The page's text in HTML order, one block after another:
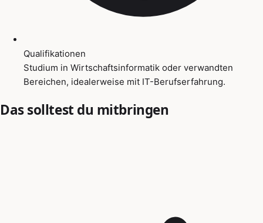
Qualifikationen
Studium in Wirtschaftsinformatik oder verwandten
Bereichen, idealerweise mit IT-Berufserfahrung.
Das solltest du mitbringen